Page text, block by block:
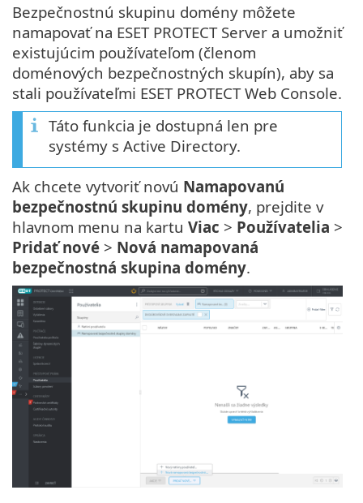
Bezpečnostnú skupinu domény môžete
namapovať na ESET PROTECT Server a umožniť
existujúcim používateľom (členom
doménových bezpečnostných skupín), aby sa
stali používateľmi ESET PROTECT Web Console.
Táto funkcia je dostupná len pre
systémy s Active Directory.
Ak chcete vytvoriť novú Namapovanú
bezpečnostnú skupinu domény, prejdite v
hlavnom menu na kartu Viac > Používatelia >
Pridať nové > Nová namapovaná
bezpečnostná skupina domény.